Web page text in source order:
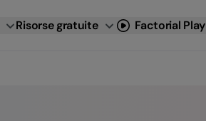
Risorse gratuite Factorial Play